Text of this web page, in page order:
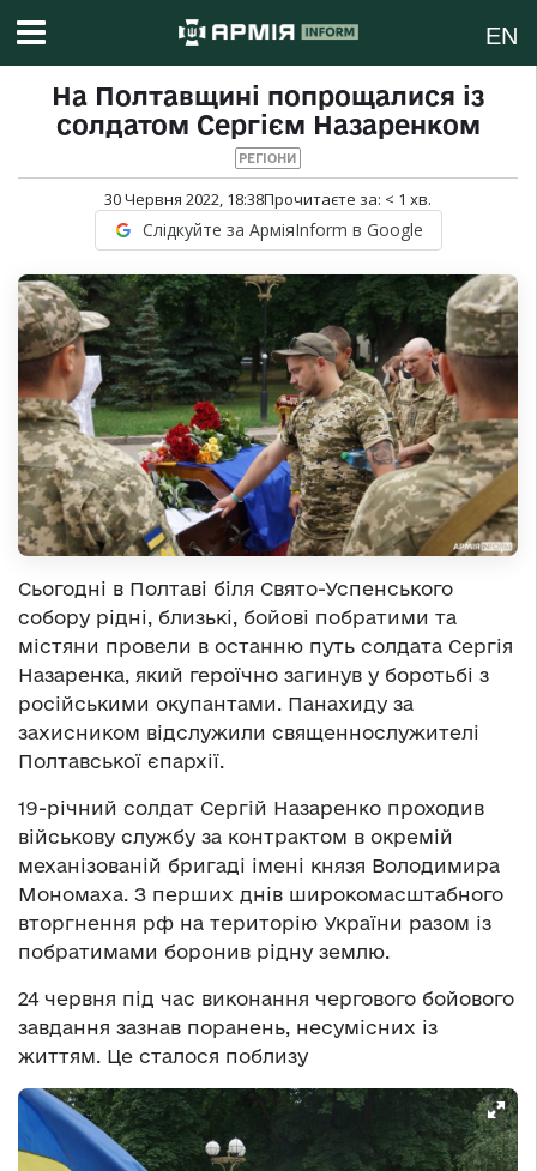
EN
На Полтавщині попрощалися із
солдатом Сергієм Назаренком
РЕГІОНИ
30 Червня 2022, 18:38Прочитаєте за: < 1 хв.
Слідкуйте за АрміяInform в Google
Сьогодні в Полтаві біля Свято-Успенського
собору рідні, близькі, бойові побратими та
містяни провели в останню путь солдата Сергія
Назаренка, який героїчно загинув у боротьбі з
російськими окупантами. Панахиду за
захисником відслужили священнослужителі
Полтавської єпархії.
19-річний солдат Сергій Назаренко проходив
військову службу за контрактом в окремій
механізованій бригаді імені князя Володимира
Мономаха. З перших днів широкомасштабного
вторгнення рф на територію України разом із
побратимами боронив рідну землю.
24 червня під час виконання чергового бойового
завдання зазнав поранень, несумісних із
життям. Це сталося поблизу